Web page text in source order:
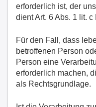
erforderlich ist, der
dient Art. 6 Abs. 1 lit.
Für den Fall, dass
betroffenen Person
Person eine
erforderlich machen,
als Rechtsgrundlage.